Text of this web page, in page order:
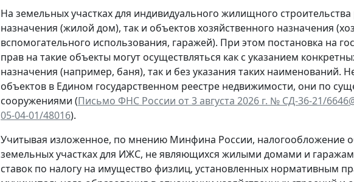
На земельных участках для индивидуального жилищного
назначения (жилой дом), так и объектов хозяйственного назначения
вспомогательного использования, гаражей). При этом постановка на
прав на такие объекты могут осуществляться как с указанием
назначения (например, баня), так и без указания таких наименований.
объектов в Едином государственном реестре недвижимости, они по
сооружениями (Письмо ФНС России от 3 августа 2026 г. № СД-36-21/
05-04-01/48016).
Учитывая изложенное, по мнению Минфина России, налогообложение
земельных участках для ИЖС, не являющихся жилыми домами и
ставок по налогу на имущество физлиц, установленных нормативным